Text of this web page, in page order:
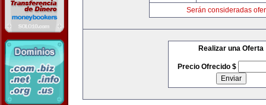
Serán consideradas
Realizar una Oferta
Precio Ofrecido $